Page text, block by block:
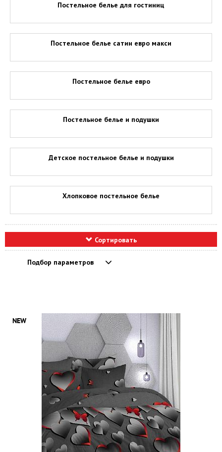
Постельное белье для гостиниц
Постельное белье сатин евро макси
Постельное белье евро
Постельное белье и подушки
Детское постельное белье и подушки
Хлопковое постельное белье
Сортировать
Подбор параметров